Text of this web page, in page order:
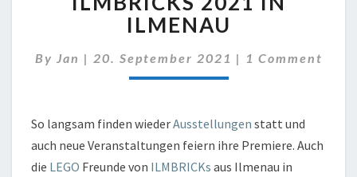
ILMBRICKS
2021
ILMENAU
ILMENAU
By Jan | 20. September 2021 | Comments
1 Comment
So langsam finden wiederAusstellungen statt und
auch neue Veranstaltungen feiern ihre Premiere. Auch
die LEGO Freunde von ILMBRICKs aus Ilmenau in